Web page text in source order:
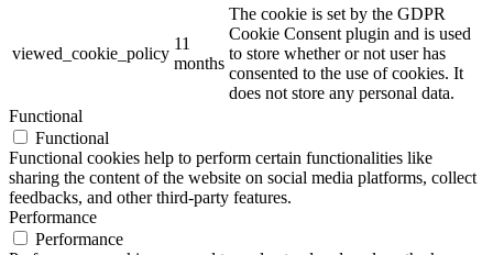
viewed_cookie_policy
11
months
The cookie is set by the GDPR
Cookie Consent plugin and is used
to store whether or not user has
consented to the use of cookies. It
does not store any personal data.
Functional
Functional
Functional cookies help to perform certain functionalities like
sharing the content of the website on social media platforms, collect
feedbacks, and other third-party features.
Performance
Performance